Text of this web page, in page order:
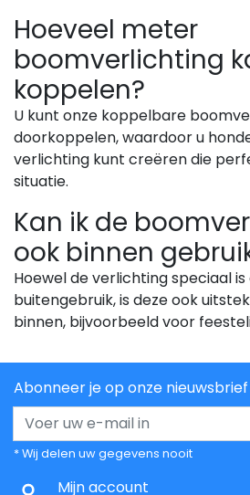
Hoeveel meter
boomverlichting
koppelen?
U kunt onze koppelbare
doorkoppelen, waardoor u
verlichting kunt creëren die
situatie.
Kan ik de
ook binnen
Hoewel de verlichting speciaal
buitengebruik, is deze ook
binnen, bijvoorbeeld voor
Abonneer je op onze nieuwsbrief
* Wij delen uw gegevens nooit
Mijn account